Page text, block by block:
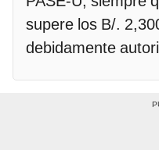
supere los B/.
debidamente